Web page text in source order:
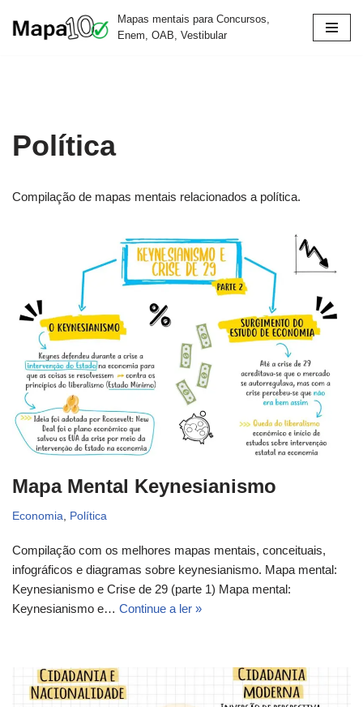
Mapas mentais para Concursos,
Enem, OAB, Vestibular
Política
Compilação de mapas mentais relacionados a política.
Mapa Mental Keynesianismo
Economia, Política
Compilação com os melhores mapas mentais, conceituais,
infográficos e diagramas sobre keynesianismo. Mapa mental:
Keynesianismo e Crise de 29 (parte 1) Mapa mental:
Keynesianismo e… Continue a ler »